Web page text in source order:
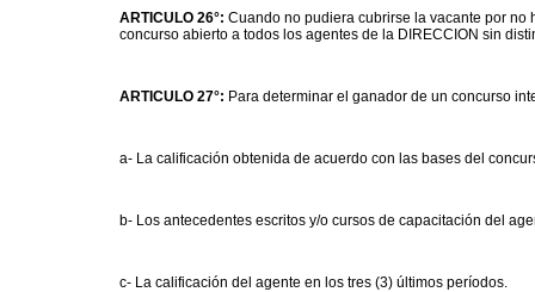
ARTICULO 26°: Cuando no pudiera cubrirse la vacante por
concurso abierto a todos los agentes de la DIRECCION sin
ARTICULO 27°: Para determinar el ganador de un concurso
a- La calificación obtenida de acuerdo con las bases del
b- Los antecedentes escritos y/o cursos de capacitación del
c- La calificación del agente en los tres (3) últimos períodos.